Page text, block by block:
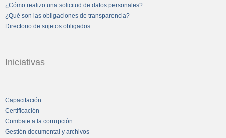
¿Cómo realizo una solicitud de datos personales?
¿Qué son las obligaciones de transparencia?
Directorio de sujetos obligados
Iniciativas
Capacitación
Certificación
Combate a la corrupción
Gestión documental y archivos